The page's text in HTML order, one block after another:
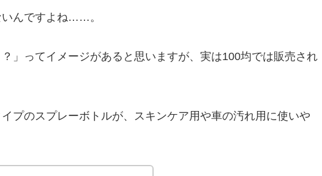
いんですよね……。
」ってイメージがあると思いますが、実は100均では販売され
プのスプレーボトルが、スキンケア用や車の汚れ用に使いや